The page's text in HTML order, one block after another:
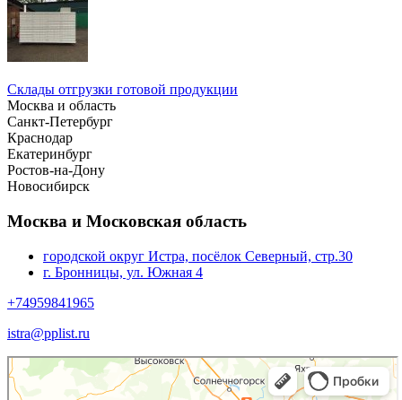
Склады отгрузки готовой продукции
Москва и область
Санкт-Петербург
Краснодар
Екатеринбург
Ростов-на-Дону
Новосибирск
Москва и Московская область
городской округ Истра, посёлок Северный, стр.30
г. Бронницы, ул. Южная 4
+74959841965
istra@pplist.ru